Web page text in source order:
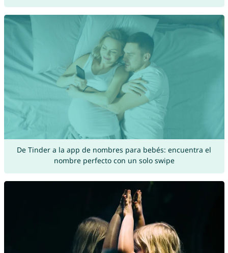
De Tinder a la app de nombres para bebés: encuentra el
nombre perfecto con un solo swipe